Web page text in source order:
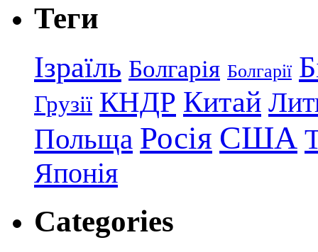
Теги
Ізраїль Болгарія Болгарії
Грузії КНДР Китай
Польща Росія США
Японія
Categories